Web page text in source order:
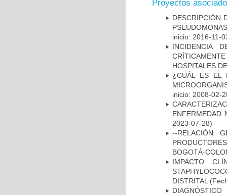
Proyectos
DESCRIPCIÓN
inicio: 2016-11-
INCIDENCIA
HOSPITALES
¿CUÁL ES EL
inicio: 2008-02-
ENFERMEDAD
2023-07-28)
--RELACIÓN
BOGOTÁ-
IMPACTO
DISTRITAL